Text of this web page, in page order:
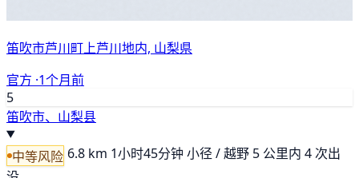
笛吹市芦川町上芦川地内, 山梨県
官方 ·1个月前
5
笛吹市、山梨县
中等风险 6.8 km 1小时45分钟 小径 / 越野 5 公里内 4 次出